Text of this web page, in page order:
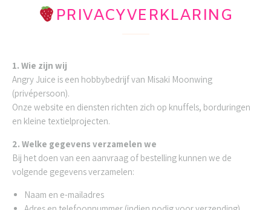
PRIVACYVERKLARING
1. Wie zijn wij
Angry Juice is een hobbybedrijf van Misaki Moonwing
(privépersoon).
Onze website en diensten richten zich op knuffels, borduringen
en kleine textielprojecten.
2. Welke gegevens verzamelen we
Bij het doen van een aanvraag of bestelling kunnen we de
volgende gegevens verzamelen:
Naam en e-mailadres